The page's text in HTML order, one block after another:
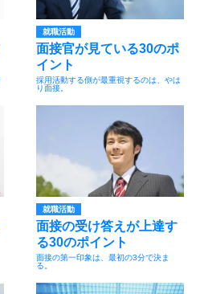
就職活動
面接官が見ている30のポ
イント
採用活動する側が最重視するのは、やは
り面接。
就職活動
面接の受け答えが上達す
る30のポイント
面接の第一印象は、最初の3分で決ま
る。